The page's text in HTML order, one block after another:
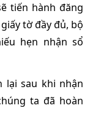
tiến hành đăng
tờ đầy đủ, bộ
hẹn nhận sổ
lại sau khi nhận
ta đã hoàn